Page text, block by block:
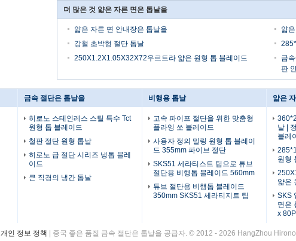
더 많은 것 얇은 자른 면은 톱날을
얇은 자른 면 안내장은 톱날을
얇
강철 초박형 절단 톱날
250X1.2X1.05X32X72우르트라 얇은 원형 톱 블레이드
금
판
금속 절단은 톱날을
히로노 스테인레스 스틸 특수 Tct
원형 톱 블레이드
철판 절단 원형 톱날
히로노 급 절단 시리즈 냉톱 블레
이드
큰 직경의 냉간 톱날
비행용 톱날
고속 파이프 절단을 위한 맞춤형
플라잉 쏘 블레이드
사용자 정의 밀링 원형 톱 블레이
드 355mm 파이브 절단
SKS51 세라티스트 팁으로 튜브
절단용 비행톱 블레이드 560mm
튜브 절단용 비행톱 블레이드
350mm SKS51 세라티지트 팁
얇은
날 |
블레
원형
얇은
SKS
면은
x
개인 정보 정책 | 중국 좋은 품질 금속 절단은 톱날을 공급자. © 2012 - 2026 HangZhou